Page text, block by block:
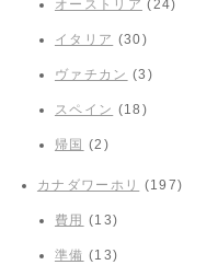
オーストリア (24)
イタリア (30)
ヴァチカン (3)
スペイン (18)
帰国 (2)
カナダワーホリ (197)
費用 (13)
準備 (13)